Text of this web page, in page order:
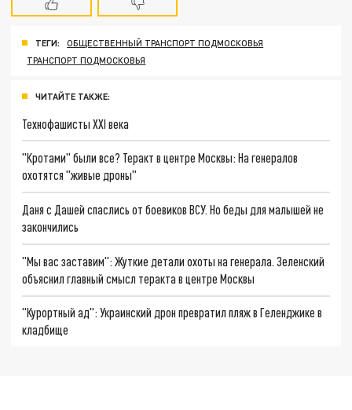
ТЕГИ:
ОБЩЕСТВЕННЫЙ ТРАНСПОРТ ПОДМОСКОВЬЯ
ТРАНСПОРТ ПОДМОСКОВЬЯ
ЧИТАЙТЕ ТАКЖЕ:
Технофашисты XXI века
"Кротами" были все? Теракт в центре Москвы: На генералов
охотятся "живые дроны"
Даня с Дашей спаслись от боевиков ВСУ. Но беды для малышей не
закончились
"Мы вас заставим": Жуткие детали охоты на генерала. Зеленский
объяснил главный смысл теракта в центре Москвы
"Курортный ад": Украинский дрон превратил пляж в Геленджике в
кладбище